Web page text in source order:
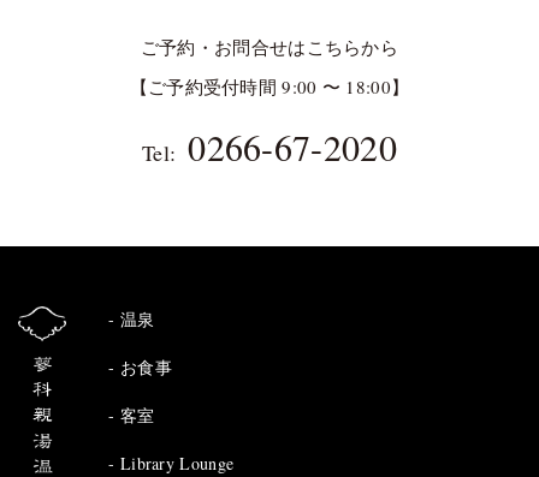
ご予約・お問合せはこちらから
【ご予約受付時間 9:00 〜 18:00】
Tel: 0266-67-2020
温泉
お食事
客室
Library Lounge